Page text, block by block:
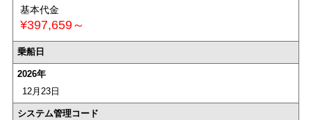
基本代金
¥397,659～
乗船日
2026年
12月23日
システム管理コード